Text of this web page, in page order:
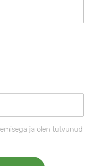
ja olen tutvunud